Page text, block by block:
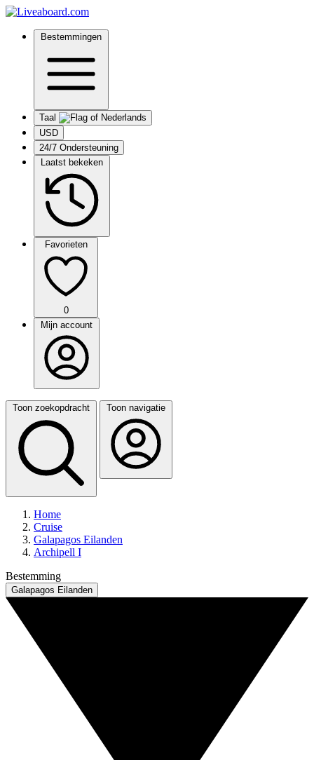
Bestemmingen
Taal
USD
24/7 Ondersteuning
Laatst bekeken
Favorieten
0
Mijn account
Toon zoekopdracht Toon navigatie
Home
Cruise
Galapagos Eilanden
Archipell I
Bestemming
Galapagos Eilanden